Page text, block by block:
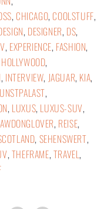
, CHICAGO, COOLSTUFF,
, DESIGNER, DS,
, EXPERIENCE, FASHION,
HOLLYWOOD,
, INTERVIEW, JAGUAR, KIA,
,
, LUXUS, LUXUS-SUV,
, REISE,
, SEHENSWERT,
,THEFRAME,TRAVEL,